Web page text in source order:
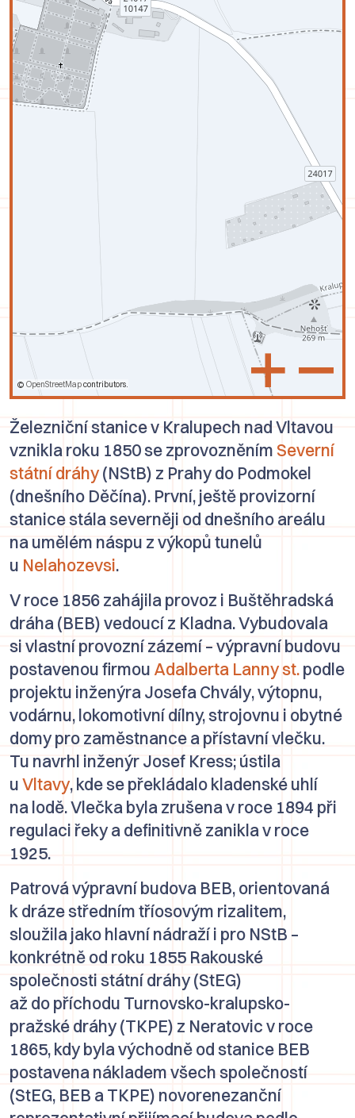
+ –
© OpenStreetMapcontributors.
Železniční stanice v Kralupech nad Vltavou
vznikla roku 1850 se zprovozněnímSeverní
státní dráhy(NStB) z Prahy do Podmokel
(dnešního Děčína). První, ještě provizorní
stanice stála severněji od dnešního areálu
na umělém náspu z výkopů tunelů
u Nelahozevsi.
V roce 1856 zahájila provoz i Buštěhradská
dráha (BEB) vedoucí z Kladna. Vybudovala
si vlastní provozní zázemí – výpravní budovu
postavenou firmou Adalberta Lanny st.podle
projektu inženýra Josefa Chvály, výtopnu,
vodárnu, lokomotivní dílny, strojovnu i obytné
domy pro zaměstnance a přístavní vlečku.
Tu navrhl inženýrJosef Kress; ústila
uVltavy, kde se překládalo kladenské uhlí
na lodě. Vlečka byla zrušena v roce 1894 při
regulaci řeky a definitivně zanikla v roce
1925.
Patrová výpravní budova BEB, orientovaná
k dráze středním tříosovým rizalitem,
sloužila jako hlavní nádraží i pro NStB –
konkrétně od roku 1855 Rakouské
společnosti státní dráhy (StEG)
až do příchodu Turnovsko-kralupsko-
pražské dráhy (TKPE) z Neratovic v roce
1865, kdy byla východně od stanice BEB
postavena nákladem všech společností
(StEG, BEB a TKPE) novorenezanční